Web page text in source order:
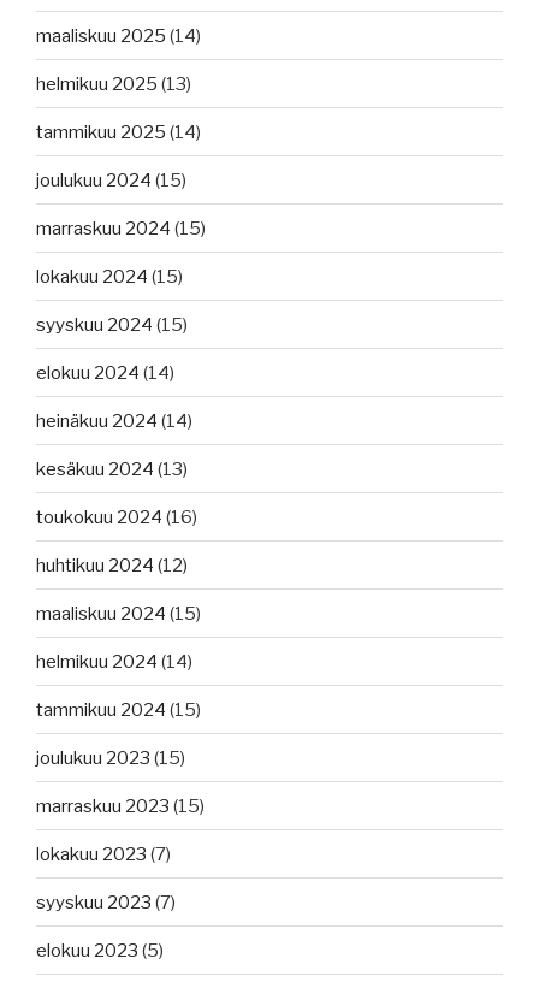
maaliskuu 2025 (14)
helmikuu 2025 (13)
tammikuu 2025 (14)
joulukuu 2024 (15)
marraskuu 2024 (15)
lokakuu 2024 (15)
syyskuu 2024 (15)
elokuu 2024 (14)
heinäkuu 2024 (14)
kesäkuu 2024 (13)
toukokuu 2024 (16)
huhtikuu 2024 (12)
maaliskuu 2024 (15)
helmikuu 2024 (14)
tammikuu 2024 (15)
joulukuu 2023 (15)
marraskuu 2023 (15)
lokakuu 2023 (7)
syyskuu 2023 (7)
elokuu 2023 (5)